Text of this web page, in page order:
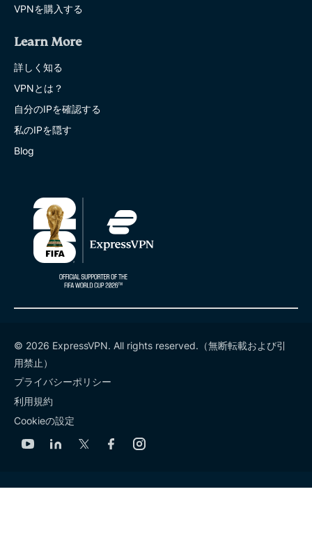
VPNを購入する
Learn More
詳しく知る
VPNとは？
自分のIPを確認する
私のIPを隠す
Blog
© 2026 ExpressVPN. All rights reserved.（無断転載および引
用禁止）
プライバシーポリシー
利用規約
Cookieの設定